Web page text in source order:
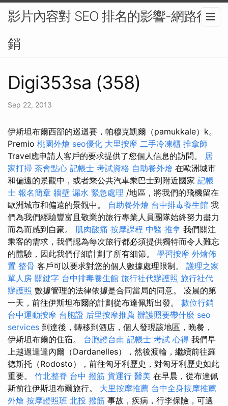
影片內容對 SEO 排名的影響-網路行
銷
Digi353sa (358)
Sep 22, 2013
伊斯坦布爾西部的巡迴賽，帕穆克凱爾（pamukkale）k。
Premio 桃園外燴 seo優化 大里按摩 二手冷凍櫃 推拿師
Travel應申請人客戶的要求提供了您個人信息的訪問。 居
家打掃 茶會點心 記帳士 考試資格 自助餐外燴 在歐洲城市
和偏遠的景觀中，或者乘公共汽車乘巴士到附近國家 記帳
士 報名簡章 牆壁 漏水 緊急處理 /地區，將我們的飛機留在
歐洲城市和偏遠的景觀中。 自助餐外燴 台中排毒養生館 我
們為我們經驗豐富且敬業的旅行專業人員團隊始終努力盡力
而為而感到自豪。 肌肉酸痛 按摩課程 中醫 推拿 我們關注
乘客的需求，我們認為每次旅行都必須提供獨特而令人難忘
的體驗，因此我們仔細計劃了所有細節。 學習按摩 外燴佈
置 整骨 客戶可以要求對您的個人數據處理限制。 護理之家
單人房 關鍵字 台中排毒養生館 旅行社代辦護照 旅行社代
辦護照 數據管理的法律依據是合同當局的同意。 凌晨的第
一天，前往伊斯坦布爾的計劃從布達佩斯出發。 數位行銷
台中運動按摩 台胞證 后里按摩推薦 辦護照要帶什麼 seo
services 到達後，轉移到酒店，個人發現該地區，晚餐，
伊斯坦布爾的住宿。 台胞證台南 記帳士 考試 心得 我們早
上越過達達內爾（Dardanelles），然後渡輪，繼續前往羅
德斯托（Rodosto），前往匈牙利歷史，對匈牙利歷史如此
重要。 竹北整脊 台中 撥筋 貨運行 醫美 在早晨，從布達佩
斯前往伊斯坦布爾旅行。 大里按摩推薦 台中全身按摩推薦
外燴 按摩證照班 北投 撥筋 事故，疾病，行李保險，可選